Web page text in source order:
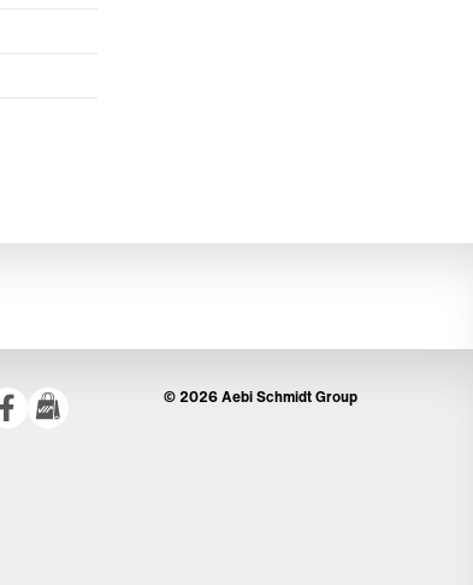
© 2026 Aebi Schmidt Group